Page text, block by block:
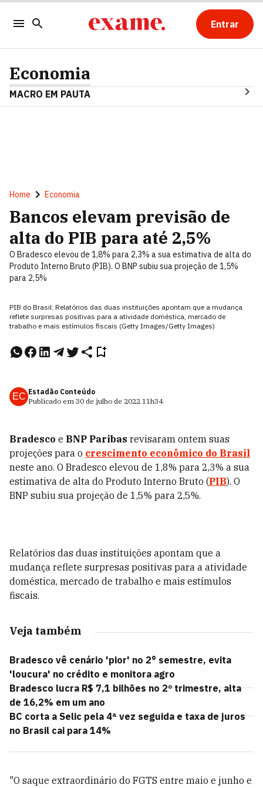
Entrar
Economia
MACRO EM PAUTA
Home Economia
Bancos elevam previsão de
alta do PIB para até 2,5%
O Bradesco elevou de 1,8% para 2,3% a sua estimativa de alta do
Produto Interno Bruto (PIB). O BNP subiu sua projeção de 1,5%
para 2,5%
PIB do Brasil: Relatórios das duas instituições apontam que a mudança
reflete surpresas positivas para a atividade doméstica, mercado de
trabalho e mais estímulos fiscais (Getty Images/Getty Images)
EC Estadão Conteúdo
Publicado em 30 de julho de 2022 11h34.
Bradesco e BNP Paribas revisaram ontem suas
projeções para o crescimento econômico do Brasil
neste ano. O Bradesco elevou de 1,8% para 2,3% a sua
estimativa de alta do Produto Interno Bruto (PIB). O
BNP subiu sua projeção de 1,5% para 2,5%.
Relatórios das duas instituições apontam que a
mudança reflete surpresas positivas para a atividade
doméstica, mercado de trabalho e mais estímulos
fiscais.
Veja também
Bradesco vê cenário 'pior' no 2° semestre, evita
'loucura' no crédito e monitora agro
Bradesco lucra R$ 7,1 bilhões no 2º trimestre, alta
de 16,2% em um ano
BC corta a Selic pela 4ª vez seguida e taxa de juros
no Brasil cai para 14%
"O saque extraordinário do FGTS entre maio e junho e